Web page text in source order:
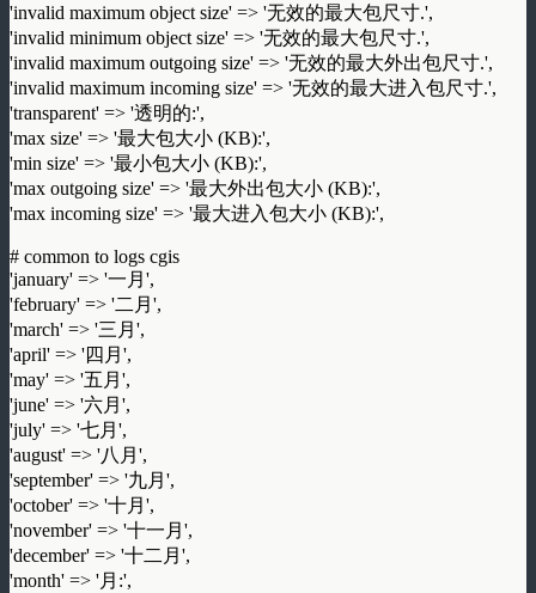
'invalid maximum object size' => '无效的最大包尺寸.',
'invalid minimum object size' => '无效的最大包尺寸.',
'invalid maximum outgoing size' => '无效的最大外出包尺寸.',
'invalid maximum incoming size' => '无效的最大进入包尺寸.',
'transparent' => '透明的:',
'max size' => '最大包大小 (KB):',
'min size' => '最小包大小 (KB):',
'max outgoing size' => '最大外出包大小 (KB):',
'max incoming size' => '最大进入包大小 (KB):',
# common to logs cgis
'january' => '一月',
'february' => '二月',
'march' => '三月',
'april' => '四月',
'may' => '五月',
'june' => '六月',
'july' => '七月',
'august' => '八月',
'september' => '九月',
'october' => '十月',
'november' => '十一月',
'december' => '十二月',
'month' => '月:',